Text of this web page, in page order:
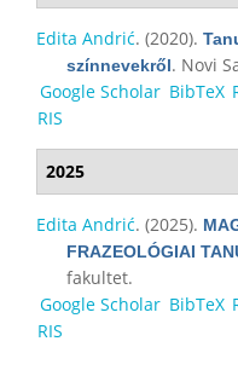
Edita Andrić. (2020).
színnevekről. Novi
Google Scholar BibTeX
RIS
2025
Edita Andrić. (2025).
FRAZEOLÓGIAI
fakultet.
Google Scholar BibTeX
RIS